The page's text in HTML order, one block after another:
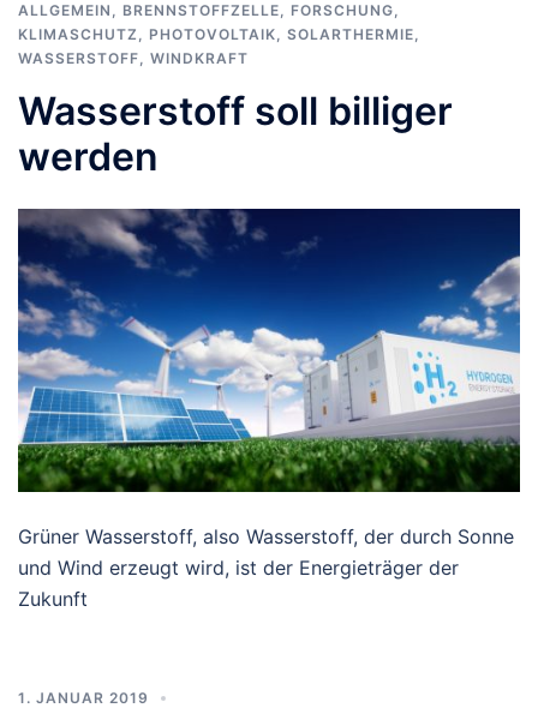
ALLGEMEIN , BRENNSTOFFZELLE, FORSCHUNG,
KLIMASCHUTZ , PHOTOVOLTAIK, SOLARTHERMIE,
WASSERSTOFF, WINDKRAFT
Wasserstoff soll billiger
werden
Grüner Wasserstoff, also Wasserstoff, der durch Sonne
und Wind erzeugt wird, ist der Energieträger der
Zukunft
1. JANUAR 2019